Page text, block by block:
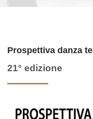
Prospettiva danza
21° edizione